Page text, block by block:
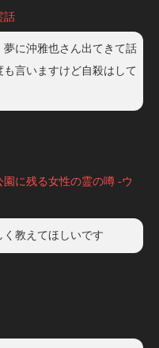
話
に沖雅也さん出てきて話
言いますけど自殺はして
に残る女性の霊の噂 -ウ
教えてほしいです